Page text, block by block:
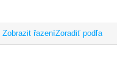
Zoradiť podľa